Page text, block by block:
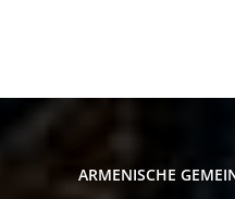
ARMENISCHE